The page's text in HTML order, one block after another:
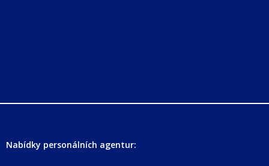
Nabídky personálních agentur: